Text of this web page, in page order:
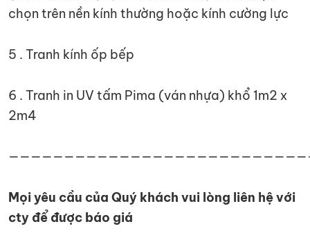
chọn trên nền kính thường hoặc kính cường lực
5 . Tranh kính ốp bếp
6 . Tranh in UV tấm Pima (ván nhựa) khổ 1m2 x
2m4
Mọi yêu cầu của Quý khách vui lòng liên hệ với
cty để được báo giá